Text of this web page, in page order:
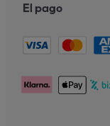
El pago